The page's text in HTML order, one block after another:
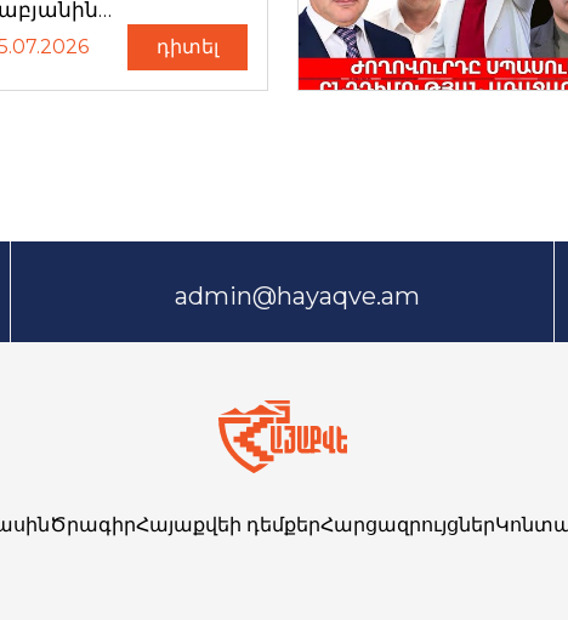
դիտել
admin@hayaqve.am
ԾրագիրՀայաքվեի դեմքերՀարցազրույցներ